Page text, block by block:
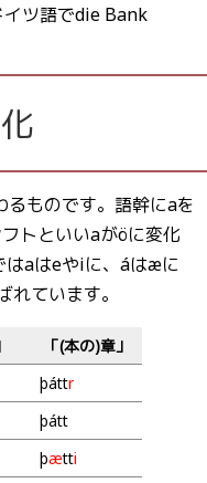
イツ語でdie Bank
ものです。語幹にaを
トといいaがöに変化
はaはeやiに、áはæに
ています。
「(本の)章」
þáttr
þátt
þætti